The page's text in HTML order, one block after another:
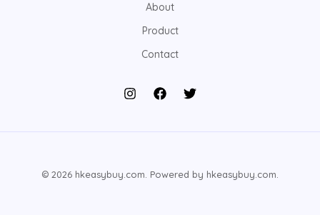
About
Product
Contact
© 2026 hkeasybuy.com. Powered by hkeasybuy.com.